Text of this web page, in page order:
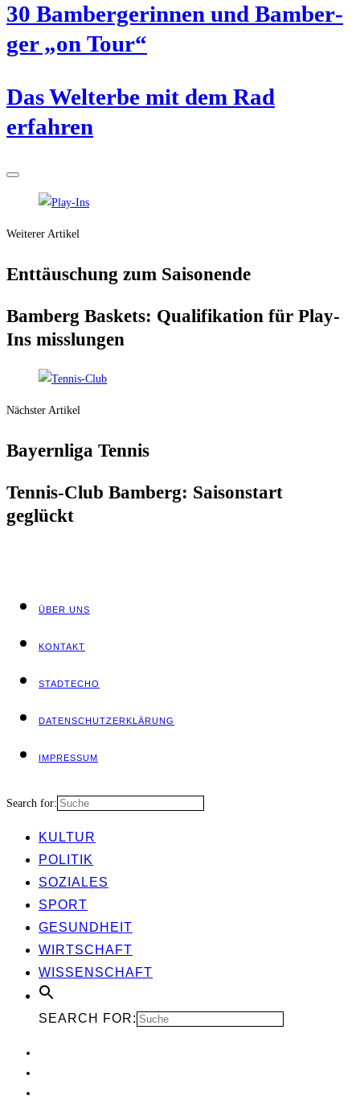
30 Bam­ber­ge­rin­nen und Bam­ber­
ger „on Tour“
Das Welt­erbe mit dem Rad
erfahren
Weiterer Artikel
Ent­täu­schung zum Saisonende
Bam­berg Bas­kets: Qua­li­fi­ka­ti­on für Play-
Ins misslungen
Nächster Artikel
Bay­ern­li­ga Tennis
Ten­nis-Club Bam­berg: Sai­son­start
geglückt
ÜBER UNS
KON­TAKT
STADT­ECHO
DATEN­SCHUTZ­ER­KLÄ­RUNG
IMPRES­SUM
Search for:
KUL­TUR
POLI­TIK
SOZIA­LES
SPORT
GESUND­HEIT
WIRT­SCHAFT
WIS­SEN­SCHAFT
SEARCH FOR: